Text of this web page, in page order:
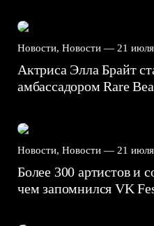
Новости, Новости — 21
Актриса Элла Брайт
амбассадором Rare
Новости, Новости — 21
Более 300 артистов и
чем запомнился VK